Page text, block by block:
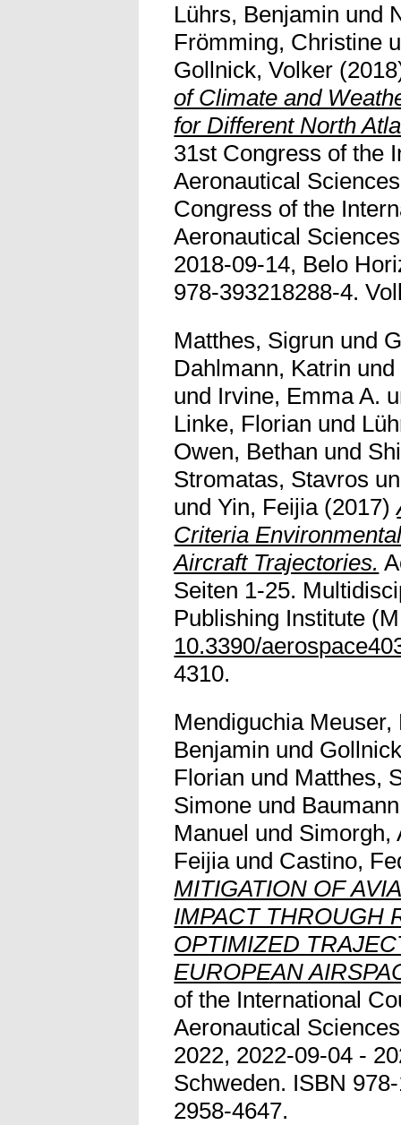
Lührs, Benjamin und
Frömming, Christine
Gollnick, Volker
of Climate and
for Different North
31st Congress of the
Aeronautical
Congress of the
Aeronautical
2018-09-14, Belo
978-393218288-4.
Matthes, Sigrun und
Dahlmann, Katrin und
und Irvine, Emma A.
Linke, Florian und
Owen, Bethan und
Stromatas, Stavros
undYin, Feijia(2017)
Criteria
Aircraft Trajectories.
Seiten 1-25.
Publishing Institute
10.3390/
4310.
Mendiguchia
Benjamin und
Florian und Matthes,
Simone und
Manuel und Simorgh,
Feijiaund Castino,
MITIGATION OF
IMPACT THROUGH
OPTIMIZED
EUROPEAN
of the International
Aeronautical
2022, 2022-09-04 -
Schweden. ISBN
2958-4647.